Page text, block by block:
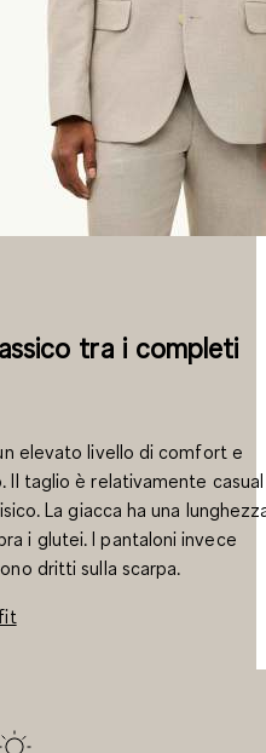
tra i completi
elevato livello di comfort e
Il taglio è relativamente casual
La giacca ha una
i glutei. I pantaloni invece
dritti sulla scarpa.